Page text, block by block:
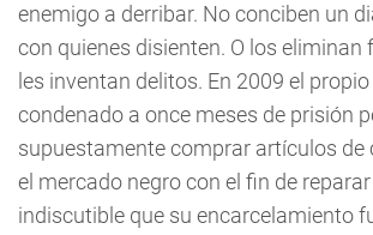
enemigo a derribar. No conciben un
con quienes disienten. O los eliminan
les inventan delitos. En 2009 el
condenado a once meses de prisión
supuestamente comprar artículos de
el mercado negro con el fin de
indiscutible que su encarcelamiento